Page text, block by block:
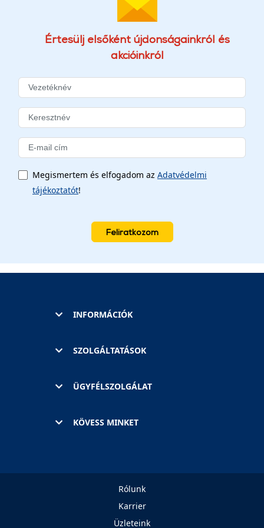
Értesülj elsőként újdonságainkról és
akcióinkról
Megismertem és elfogadom az Adatvédelmi
tájékoztatót!
Feliratkozom
INFORMÁCIÓK
SZOLGÁLTATÁSOK
ÜGYFÉLSZOLGÁLAT
KÖVESS MINKET
Rólunk
Karrier
Üzleteink